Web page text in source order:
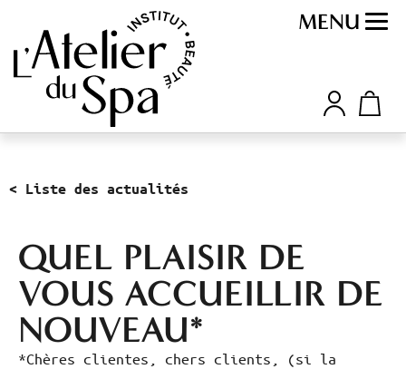
MENU
< Liste des actualités
QUEL PLAISIR DE
VOUS ACCUEILLIR DE
NOUVEAU*
*Chères clientes, chers clients, (si la